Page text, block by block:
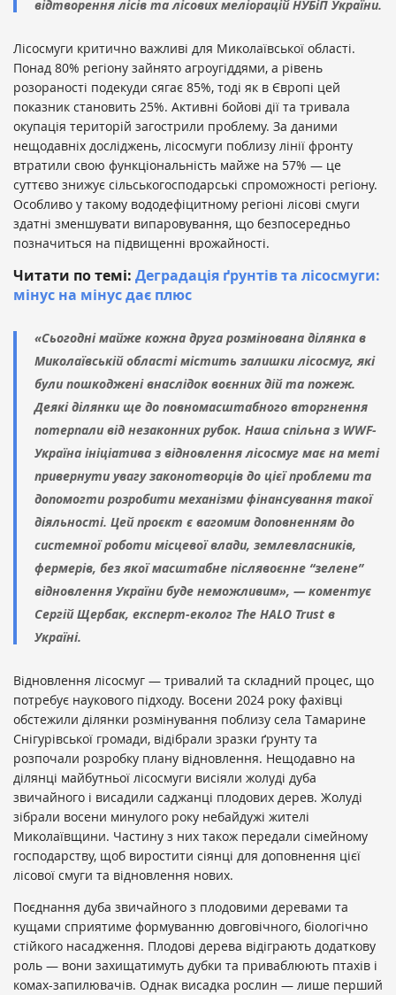
відтворення лісів та лісових меліорацій НУБіП України.
Лісосмуги критично важливі для Миколаївської області.
Понад 80% регіону зайнято агроугіддями, а рівень
розораності подекуди сягає 85%, тоді як в Європі цей
показник становить 25%. Активні бойові дії та тривала
окупація територій загострили проблему. За даними
нещодавніх досліджень, лісосмуги поблизу лінії фронту
втратили свою функціональність майже на 57% — це
суттєво знижує сільськогосподарські спроможності регіону.
Особливо у такому вододефіцитному регіоні лісові смуги
здатні зменшувати випаровування, що безпосередньо
позначиться на підвищенні врожайності.
Читати по темі: Деградація ґрунтів та лісосмуги:
мінус на мінус дає плюс
«Сьогодні майже кожна друга розмінована ділянка в
Миколаївській області містить залишки лісосмуг, які
були пошкоджені внаслідок воєнних дій та пожеж.
Деякі ділянки ще до повномасштабного вторгнення
потерпали від незаконних рубок. Наша спільна з WWF-
Україна ініціатива з відновлення лісосмуг має на меті
привернути увагу законотворців до цієї проблеми та
допомогти розробити механізми фінансування такої
діяльності. Цей проєкт є вагомим доповненням до
системної роботи місцевої влади, землевласників,
фермерів, без якої масштабне післявоєнне “зелене”
відновлення України буде неможливим», — коментує
Сергій Щербак, експерт-еколог The HALO Trust в
Україні.
Відновлення лісосмуг — тривалий та складний процес, що
потребує наукового підходу. Восени 2024 року фахівці
обстежили ділянки розмінування поблизу села Тамарине
Снігурівської громади, відібрали зразки ґрунту та
розпочали розробку плану відновлення. Нещодавно на
ділянці майбутньої лісосмуги висіяли жолуді дуба
звичайного і висадили саджанці плодових дерев. Жолуді
зібрали восени минулого року небайдужі жителі
Миколаївщини. Частину з них також передали сімейному
господарству, щоб виростити сіянці для доповнення цієї
лісової смуги та відновлення нових.
Поєднання дуба звичайного з плодовими деревами та
кущами сприятиме формуванню довговічного, біологічно
стійкого насадження. Плодові дерева відіграють додаткову
роль — вони захищатимуть дубки та приваблюють птахів і
комах-запилювачів. Однак висадка рослин — лише перший